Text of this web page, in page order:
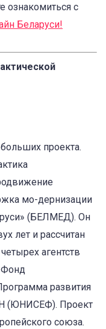
ознакомиться с
Беларуси!
проекта.
мо-дернизации
(БЕЛМЕД). Он
лет и рассчитан
агентств
Фонд
развития
(ЮНИСЕФ). Проект
союза.